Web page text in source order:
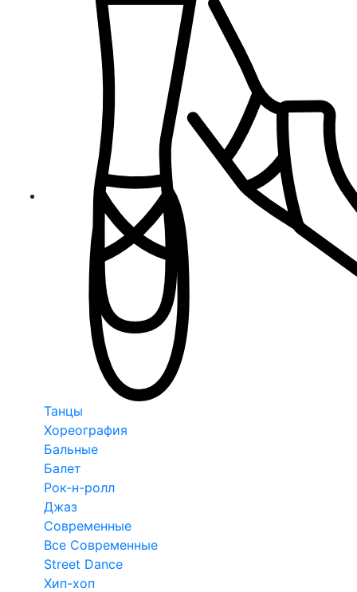
Танцы
Хореография
Бальные
Балет
Рок-н-ролл
Джаз
Современные
Все Современные
Street Dance
Хип-хоп